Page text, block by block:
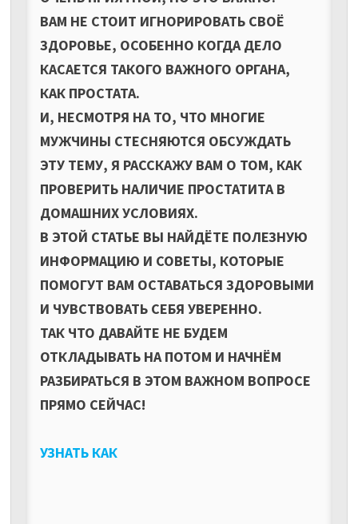
ВАМ НЕ СТОИТ ИГНОРИРОВАТЬ СВОЁ
ЗДОРОВЬЕ, ОСОБЕННО КОГДА ДЕЛО
КАСАЕТСЯ ТАКОГО ВАЖНОГО ОРГАНА,
КАК ПРОСТАТА.
И, НЕСМОТРЯ НА ТО, ЧТО МНОГИЕ
МУЖЧИНЫ СТЕСНЯЮТСЯ ОБСУЖДАТЬ
ЭТУ ТЕМУ, Я РАССКАЖУ ВАМ О ТОМ, КАК
ПРОВЕРИТЬ НАЛИЧИЕ ПРОСТАТИТА В
ДОМАШНИХ УСЛОВИЯХ.
В ЭТОЙ СТАТЬЕ ВЫ НАЙДЁТЕ ПОЛЕЗНУЮ
ИНФОРМАЦИЮ И СОВЕТЫ, КОТОРЫЕ
ПОМОГУТ ВАМ ОСТАВАТЬСЯ ЗДОРОВЫМИ
И ЧУВСТВОВАТЬ СЕБЯ УВЕРЕННО.
ТАК ЧТО ДАВАЙТЕ НЕ БУДЕМ
ОТКЛАДЫВАТЬ НА ПОТОМ И НАЧНЁМ
РАЗБИРАТЬСЯ В ЭТОМ ВАЖНОМ ВОПРОСЕ
ПРЯМО СЕЙЧАС!
УЗНАТЬ КАК